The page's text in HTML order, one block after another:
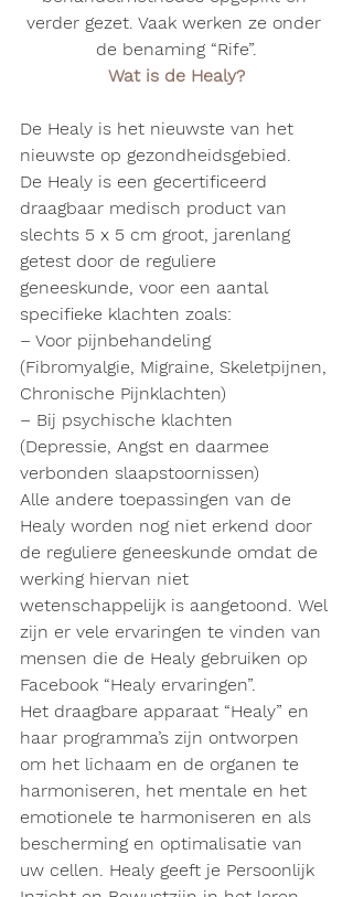
verder gezet. Vaak werken ze onder
de benaming “Rife”.
Wat is de Healy?
De Healy is het nieuwste van het
nieuwste op gezondheidsgebied.
De Healy is een gecertificeerd
draagbaar medisch product van
slechts 5 x 5 cm groot, jarenlang
getest door de reguliere
geneeskunde, voor een aantal
specifieke klachten zoals:
– Voor pijnbehandeling
(Fibromyalgie, Migraine, Skeletpijnen,
Chronische Pijnklachten)
– Bij psychische klachten
(Depressie, Angst en daarmee
verbonden slaapstoornissen)
Alle andere toepassingen van de
Healy worden nog niet erkend door
de reguliere geneeskunde omdat de
werking hiervan niet
wetenschappelijk is aangetoond. Wel
zijn er vele ervaringen te vinden van
mensen die de Healy gebruiken op
Facebook “Healy ervaringen”.
Het draagbare apparaat “Healy” en
haar programma’s zijn ontworpen
om het lichaam en de organen te
harmoniseren, het mentale en het
emotionele te harmoniseren en als
bescherming en optimalisatie van
uw cellen. Healy geeft je Persoonlijk